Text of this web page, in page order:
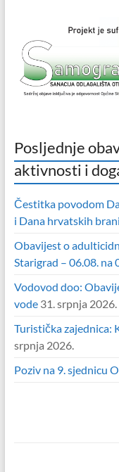
Posljednje
aktivnosti i
Čestitka povodom
i Dana hrvatskih
Obavijest o
Starigrad – 06.08. na
Vodovod doo:
vode 31. srpnja 2026.
Turistička zajednica:
srpnja 2026.
Poziv na 9. sjednicu